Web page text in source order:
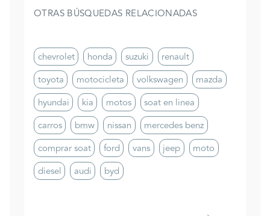
OTRAS BÚSQUEDAS RELACIONADAS
chevrolet honda suzuki
renault
toyota
motocicleta volkswagen
mazda
hyundai
kia motos
soat en linea
carros
bmw nissan
mercedes benz
comprar soat
ford vans jeep
moto
diesel
audi byd